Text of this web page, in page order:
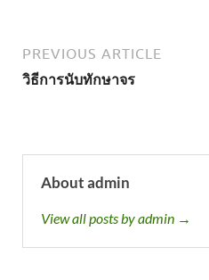
PREVIOUS ARTICLE
วิธีการนับทักษาจร
About admin
View all posts by admin →